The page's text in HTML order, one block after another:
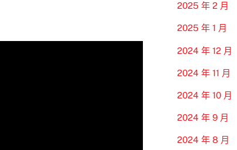
2025 年 2 月
2025 年 1 月
2024 年 12 月
2024 年 11 月
2024 年 10 月
2024 年 9 月
2024 年 8 月